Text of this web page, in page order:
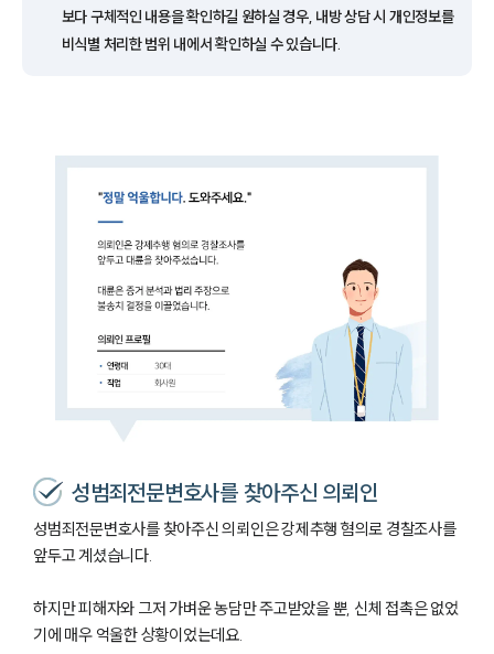
보다 구체적인 내용을 확인하길 원하실 경우, 내방 상담 시 개인정보를
비식별 처리한 범위 내에서 확인하실 수 있습니다.
성범죄전문변호사를 찾아주신 의뢰인
성범죄전문변호사를 찾아주신 의뢰인은 강제추행 혐의로 경찰조사를
앞두고 계셨습니다.
하지만 피해자와 그저 가벼운 농담만 주고받았을 뿐, 신체 접촉은 없었
기에 매우 억울한 상황이었는데요.